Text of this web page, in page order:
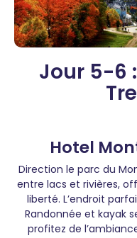
Jour 5-6
Hotel
Direction le parc du
entre lacs et rivières,
liberté. L’endroit
Randonnée et kayak
profitez de